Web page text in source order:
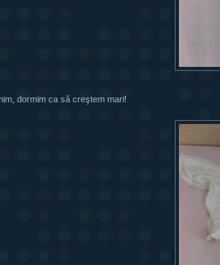
dormim ca să creştem mari!